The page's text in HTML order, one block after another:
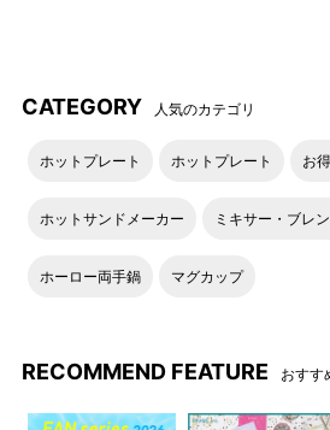
おいしくてかわいいスイーツに浸る至
さ、思わず笑顔になるような幸せの時
CATEGORY 人気のカテゴリ
ホットプレート ホットプレート お
ホットサンドメーカー ミキサー・ブレ
ホーロー両手鍋 マグカップ
RECOMMEND FEATURE おすす